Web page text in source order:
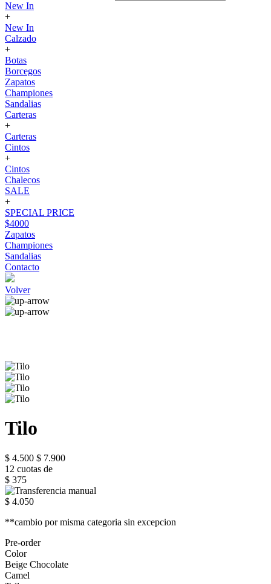
New In
+
New In
Calzado
+
Botas
Borcegos
Zapatos
Championes
Sandalias
Carteras
+
Carteras
Cintos
+
Cintos
Chalecos
SALE
+
SPECIAL PRICE
$4000
Zapatos
Championes
Sandalias
Contacto
Volver
Tilo
$ 4.500 $ 7.900
12 cuotas de
$ 375
$ 4.050
**cambio por misma categoria sin excepcion
Pre-order
Color
Beige Chocolate
Camel